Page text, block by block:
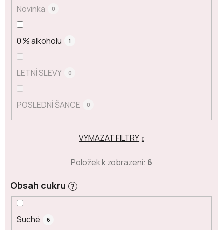
Novinka 0
0 % alkoholu 1
LETNÍ SLEVY 0
POSLEDNÍ ŠANCE 0
Obsah cukru ?
Suché 6
VYMAZAT FILTRY
Položek k zobrazení: 6